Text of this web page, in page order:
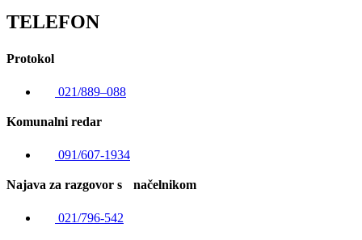
TELEFON
Protokol
021/889–088
Komunalni redar
091/607-1934
Najava za razgovor s načelnikom
021/796-542